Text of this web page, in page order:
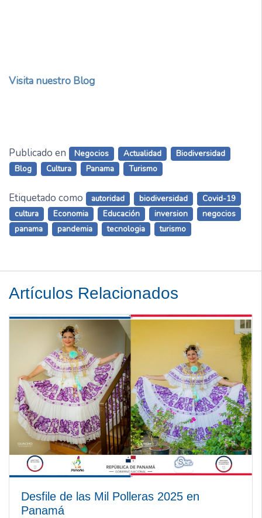
Visita nuestro Blog
Publicado en Negocios Actualidad
Biodiversidad
Blog
Cultura Panama Turismo
Etiquetado como autoridad biodiversidad
Covid-19
cultura
Economia Educación inversion
negocios
panama
pandemia tecnologia turismo
Artículos Relacionados
Desfile de las Mil Polleras 2025 en
Panamá